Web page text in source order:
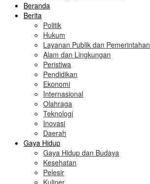
Beranda
Berita
Politik
Hukum
Layanan Publik dan Pemerintahan
Alam dan Lingkungan
Peristiwa
Pendidikan
Ekonomi
Internasional
Olahraga
Teknologi
Inovasi
Daerah
Gaya Hidup
Gaya Hidup dan Budaya
Kesehatan
Pelesir
Kuliner